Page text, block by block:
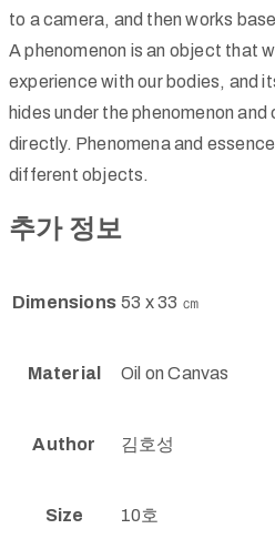
to a camera, and then works
A phenomenon is an object that
experience with our bodies, and
hides under the phenomenon
directly. Phenomena and
different objects.
추가 정보
Dimensions 53 x 33 ㎝
Material Oil on Canvas
Author 김호성
Size 10호